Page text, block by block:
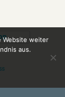
Website weiter
aus.